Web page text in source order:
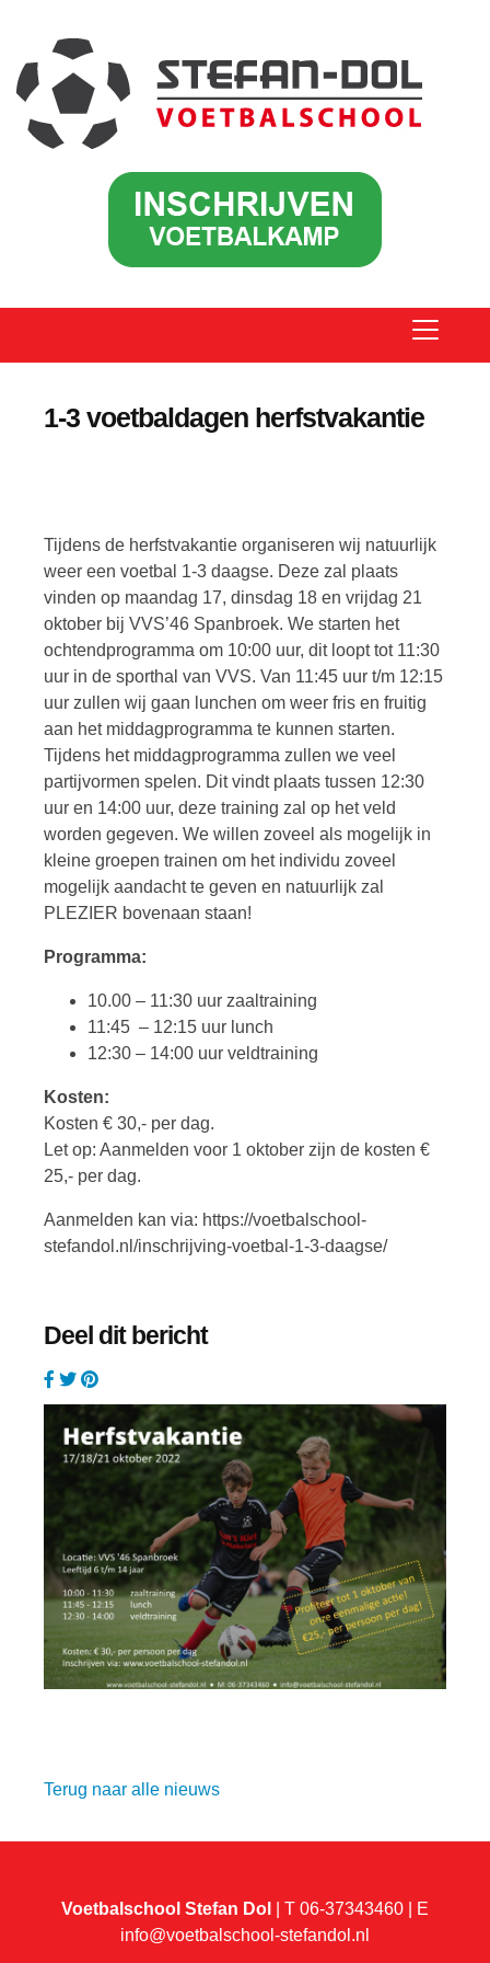
1-3 voetbaldagen herfstvakantie
Tijdens de herfstvakantie organiseren wij natuurlijk
weer een voetbal 1-3 daagse. Deze zal plaats
vinden op maandag 17, dinsdag 18 en vrijdag 21
oktober bij VVS’46 Spanbroek. We starten het
ochtendprogramma om 10:00 uur, dit loopt tot 11:30
uur in de sporthal van VVS. Van 11:45 uur t/m 12:15
uur zullen wij gaan lunchen om weer fris en fruitig
aan het middagprogramma te kunnen starten.
Tijdens het middagprogramma zullen we veel
partijvormen spelen. Dit vindt plaats tussen 12:30
uur en 14:00 uur, deze training zal op het veld
worden gegeven. We willen zoveel als mogelijk in
kleine groepen trainen om het individu zoveel
mogelijk aandacht te geven en natuurlijk zal
PLEZIER bovenaan staan!
Programma:
10.00 – 11:30 uur zaaltraining
11:45 – 12:15 uur lunch
12:30 – 14:00 uur veldtraining
Kosten:
Kosten € 30,- per dag.
Let op: Aanmelden voor 1 oktober zijn de kosten €
25,- per dag.
Aanmelden kan via: https://voetbalschool-
stefandol.nl/inschrijving-voetbal-1-3-daagse/
Deel dit bericht
Terug naar alle nieuws
Voetbalschool Stefan Dol
| T 06-37343460 | E
info@voetbalschool-stefandol.nl